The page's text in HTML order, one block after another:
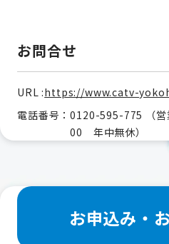
お問合せ
URL :https://www.catv-
電話番号：0120-595-775 （
00 年中無休）
お申込み・